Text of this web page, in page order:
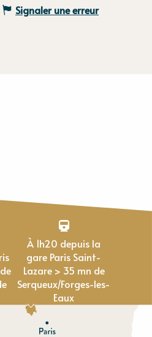
Signaler une erreur
À 1h20 depuis la
gare Paris Saint-
Lazare > 35 mn de
Serqueux/Forges-les-
Eaux